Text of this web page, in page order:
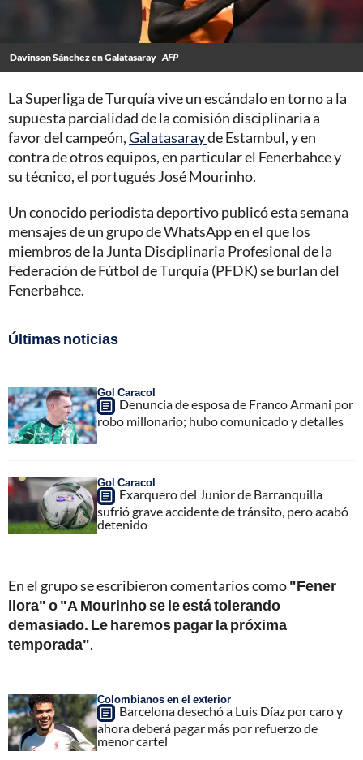
Davinson Sánchez en Galatasaray AFP
La Superliga de Turquía vive un escándalo en torno a la
supuesta parcialidad de la comisión disciplinaria a
favor del campeón,Galatasarayde Estambul, y en
contra de otros equipos, en particular el Fenerbahce y
su técnico, el portugués José Mourinho.
Un conocido periodista deportivo publicó esta semana
mensajes de un grupo de WhatsApp en el que los
miembros de la Junta Disciplinaria Profesional de la
Federación de Fútbol de Turquía (PFDK) se burlan del
Fenerbahce.
Últimas noticias
Gol Caracol
Denuncia de esposa de Franco Armani por
robo millonario; hubo comunicado y detalles
Gol Caracol
Exarquero del Junior de Barranquilla
sufrió grave accidente de tránsito, pero acabó
detenido
En el grupo se escribieron comentarios como"Fener
llora" o "A Mourinho se le está tolerando
demasiado. Le haremos pagar la próxima
temporada".
Colombianos en el exterior
Barcelona desechó a Luis Díaz por caro y
ahora deberá pagar más por refuerzo de
menor cartel